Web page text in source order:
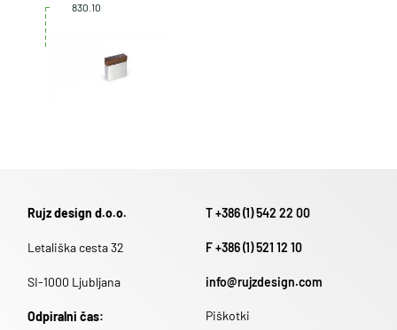
830.10
Rujz design d.o.o.
Letališka cesta 32
SI-1000 Ljubljana
Odpiralni čas:
T +386 (1) 542 22 00
F +386 (1) 521 12 10
info@rujzdesign.com
Piškotki